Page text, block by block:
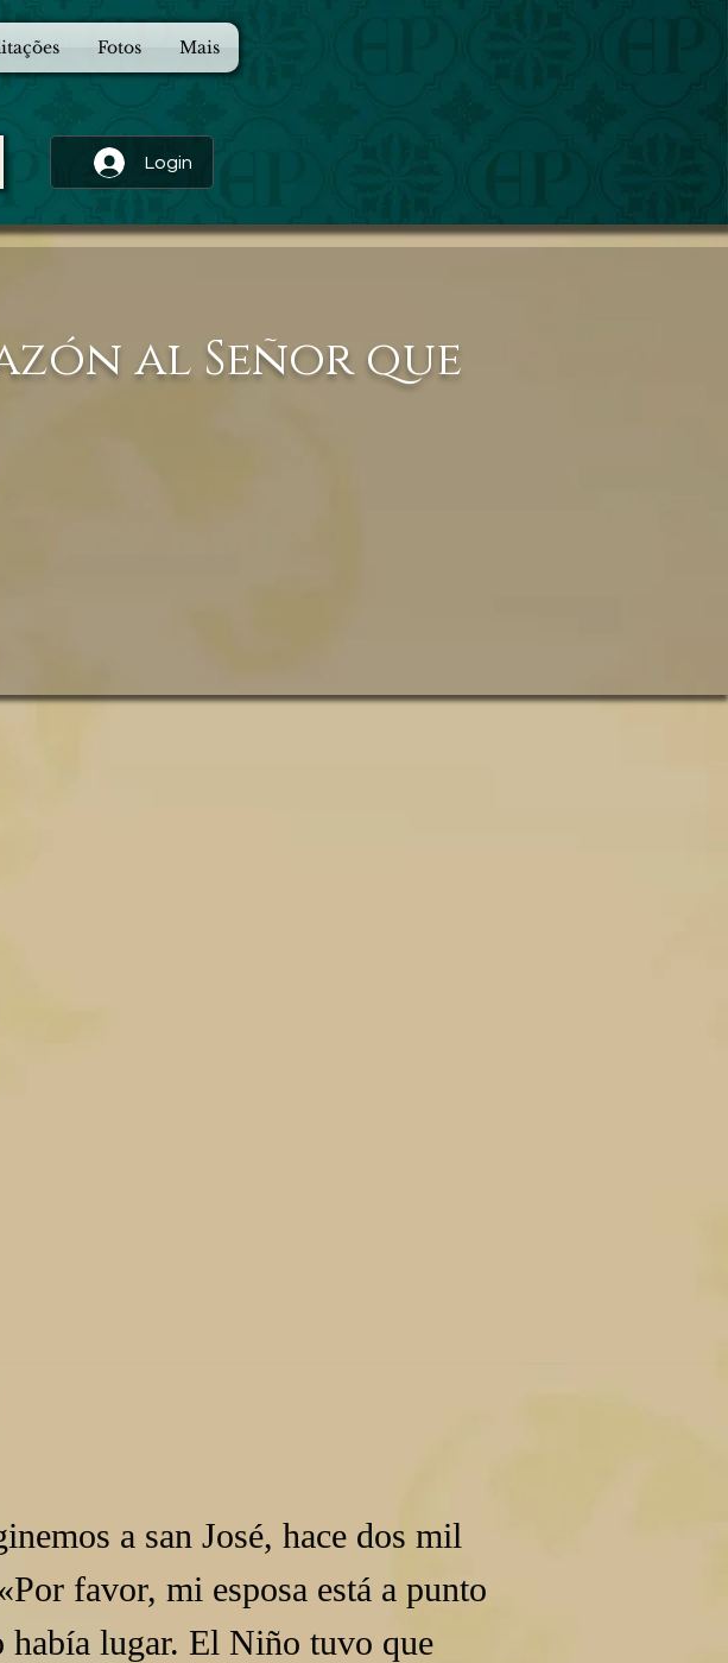
Fotos Mais
Login
al Señor que
a san José, hace dos mil
favor, mi esposa está a punto
lugar. El Niño tuvo que